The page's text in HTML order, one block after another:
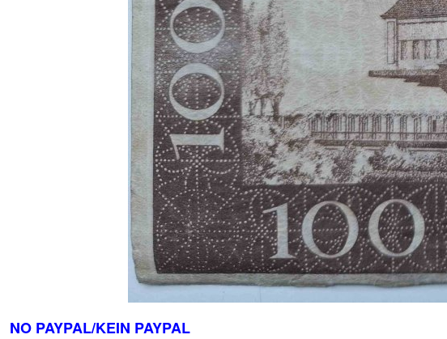
NO PAYPAL/KEIN PAYPAL